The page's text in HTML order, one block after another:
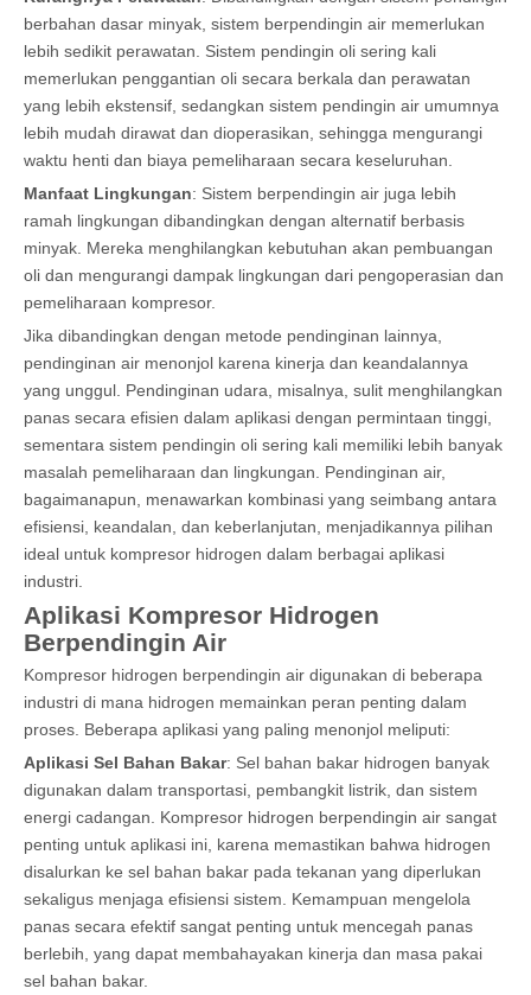
berbahan dasar minyak, sistem berpendingin air memerlukan
lebih sedikit perawatan. Sistem pendingin oli sering kali
memerlukan penggantian oli secara berkala dan perawatan
yang lebih ekstensif, sedangkan sistem pendingin air umumnya
lebih mudah dirawat dan dioperasikan, sehingga mengurangi
waktu henti dan biaya pemeliharaan secara keseluruhan.
Manfaat Lingkungan: Sistem berpendingin air juga lebih
ramah lingkungan dibandingkan dengan alternatif berbasis
minyak. Mereka menghilangkan kebutuhan akan pembuangan
oli dan mengurangi dampak lingkungan dari pengoperasian dan
pemeliharaan kompresor.
Jika dibandingkan dengan metode pendinginan lainnya,
pendinginan air menonjol karena kinerja dan keandalannya
yang unggul. Pendinginan udara, misalnya, sulit menghilangkan
panas secara efisien dalam aplikasi dengan permintaan tinggi,
sementara sistem pendingin oli sering kali memiliki lebih banyak
masalah pemeliharaan dan lingkungan. Pendinginan air,
bagaimanapun, menawarkan kombinasi yang seimbang antara
efisiensi, keandalan, dan keberlanjutan, menjadikannya pilihan
ideal untuk kompresor hidrogen dalam berbagai aplikasi
industri.
Aplikasi Kompresor Hidrogen
Berpendingin Air
Kompresor hidrogen berpendingin air digunakan di beberapa
industri di mana hidrogen memainkan peran penting dalam
proses. Beberapa aplikasi yang paling menonjol meliputi:
Aplikasi Sel Bahan Bakar: Sel bahan bakar hidrogen banyak
digunakan dalam transportasi, pembangkit listrik, dan sistem
energi cadangan. Kompresor hidrogen berpendingin air sangat
penting untuk aplikasi ini, karena memastikan bahwa hidrogen
disalurkan ke sel bahan bakar pada tekanan yang diperlukan
sekaligus menjaga efisiensi sistem. Kemampuan mengelola
panas secara efektif sangat penting untuk mencegah panas
berlebih, yang dapat membahayakan kinerja dan masa pakai
sel bahan bakar.